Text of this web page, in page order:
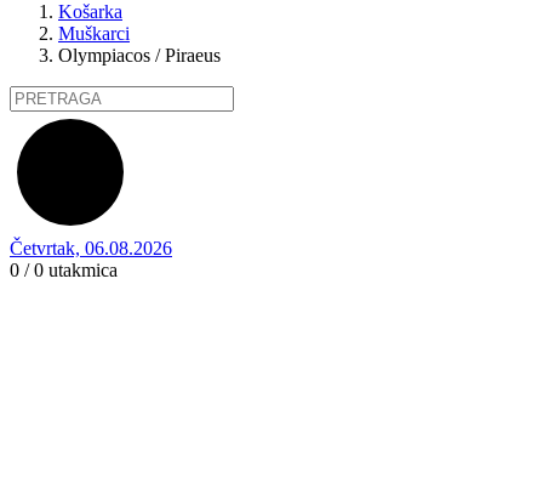
Košarka
Muškarci
Olympiacos / Piraeus
Četvrtak, 06.08.2026
0 / 0 utakmica